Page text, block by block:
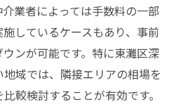
業者によっては手数料の一部
しているケースもあり、事前
ンが可能です。特に東灘区深
域では、隣接エリアの相場を
較検討することが有効です。